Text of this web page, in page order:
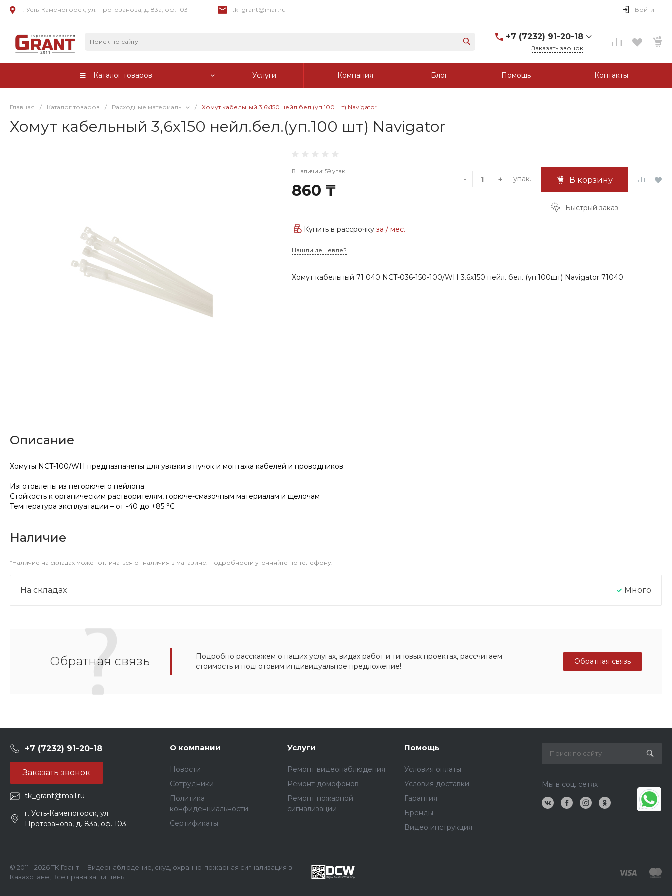
г. Усть-Каменогорск, ул. Протозанова, д. 83а, оф. 103 tk_grant@mail.ru Войти
+7 (7232) 91-20-18
г. Усть-Каменогорск, ул.
Заказать звонок
Каталог товаров Услуги Компания Блог Помощь Контакты
Главная / Каталог товаров / Расходные материалы / Хомут кабельный 3,6х150 нейл.бел.(уп.100 шт) Navigator
Хомут кабельный 3,6х150 нейл.бел.(уп.100 шт) Navigator
В наличии: 59 упак
860 ₸
- + упак. В корзину
Быстрый заказ
Купить в рассрочкуза/ мес.
Нашли дешевле?
Хомут кабельный 71 040 NCT-036-150-100/WH 3.6x150 нейл. бел. (уп.100шт) Navigator 71040
Описание
Хомуты NCT-100/WH предназначены для увязки в пучок и монтажа кабелей и проводников.
Изготовлены из негорючего нейлона
Стойкость к органическим растворителям, горюче-смазочным материалам и щелочам
Температура эксплуатации – от -40 до +85 °C
Наличие
*Наличие на складах может отличаться от наличия в магазине. Подробности уточняйте по телефону.
На складах Много
Обратная связь
Подробно расскажем о наших услугах, видах работ и типовых проектах, рассчитаем
стоимость и подготовим индивидуальное предложение!
Обратная связь
+7 (7232) 91-20-18
Заказать звонок
tk_grant@mail.ru
г. Усть-Каменогорск, ул.
Протозанова, д. 83а, оф. 103
О компании
Новости
Сотрудники
Политика
конфиденциальности
Сертификаты
Услуги
Ремонт видеонаблюдения
Ремонт домофонов
Ремонт пожарной
сигнализации
Помощь
Условия оплаты
Условия доставки
Гарантия
Бренды
Видео инструкция
Мы в соц. сетях
© 2011 - 2026 ТК Грант: – Видеонаблюдение, скуд, охранно-пожарная сигнализация в
Казахстане, Все права защищены